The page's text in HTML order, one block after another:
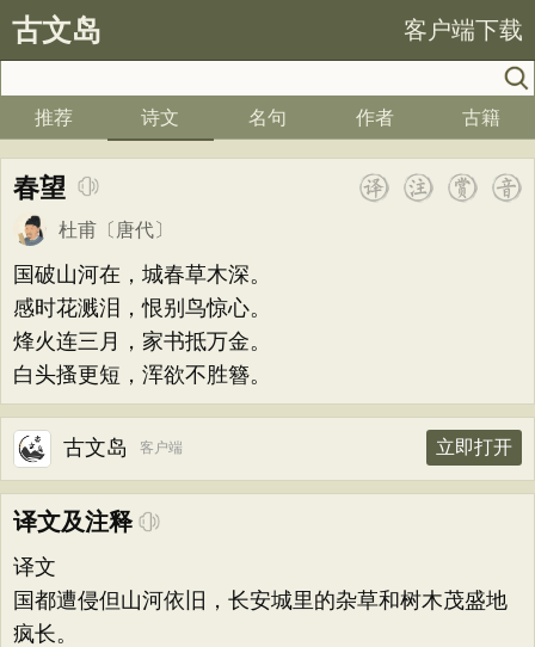
古文岛 客户端下载
推荐 诗文 名句 作者 古籍
春望
杜甫 〔唐代〕
国破山河在，城春草木深。
感时花溅泪，恨别鸟惊心。
烽火连三月，家书抵万金。
白头搔更短，浑欲不胜簪。
古文岛 客户端 立即打开
译文及注释
译文
国都遭侵但山河依旧，长安城里的杂草和树木茂盛地
疯长。